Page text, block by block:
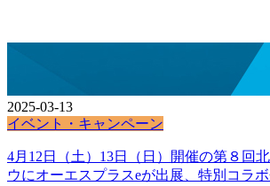
2025-03-13
イベント・キャンペーン
4月12日（土）13日（日）開催の第８回
ウにオーエスプラスeが出展、特別コラボ